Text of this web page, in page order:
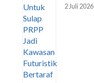
2 Juli 2026